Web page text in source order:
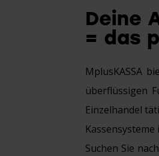
Deine
= das
MplusKASSA
überflüssigen
Einzelhandel
Suchen Sie